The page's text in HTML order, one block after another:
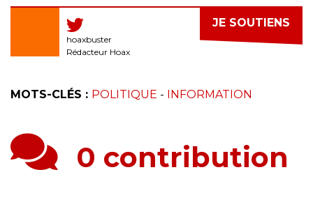
JE SOUTIENS
hoaxbuster
Rédacteur Hoax
MOTS-CLÉS : POLITIQUE - INFORMATION
0 contribution